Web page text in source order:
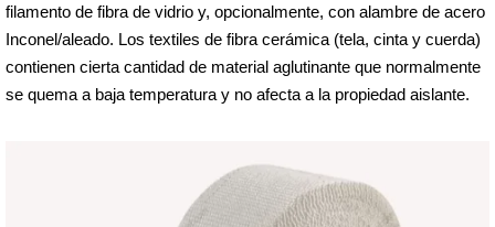
filamento de fibra de vidrio y, opcionalmente, con alambre de acero
Inconel/aleado. Los textiles de fibra cerámica (tela, cinta y cuerda)
contienen cierta cantidad de material aglutinante que normalmente
se quema a baja temperatura y no afecta a la propiedad aislante.